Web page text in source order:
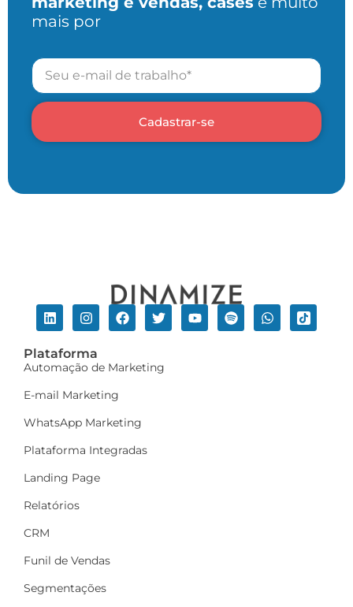
mais por
Cadastrar-se
Plataforma
Automação de Marketing
E-mail Marketing
WhatsApp Marketing
Plataforma Integradas
Landing Page
Relatórios
CRM
Funil de Vendas
Segmentações